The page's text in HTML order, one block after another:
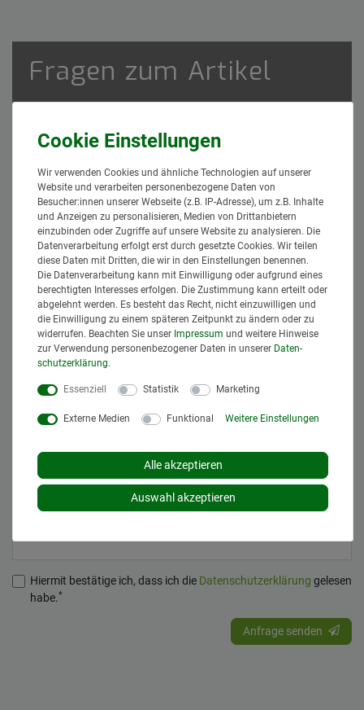
Fragen zum Artikel
8 bis 12 und 13 bis 17 Uhr, Freitag von 8 bis 13
Uhr, direkt telefonisch unter
DEINE NACHRICHT AN UNS*
DEINE EMAILADRESSE*
Hiermit bestätige ich, dass ich die Daten­schutz­erklärung gelesen
habe.*
Ceres::Template.mailFormHoneypotLabel
Anfrage senden
Wir verwenden Cookies und ähnliche Technologien auf unserer
Website und verarbeiten personenbezogene Daten von
Besucher:innen unserer Webseite (z.B. IP-Adresse), um z.B. Inhalte
und Anzeigen zu personalisieren, Medien von Drittanbietern
einzubinden oder Zugriffe auf unsere Website zu analysieren. Die
Datenverarbeitung erfolgt erst durch gesetzte Cookies. Wir teilen
diese Daten mit Dritten, die wir in den Einstellungen benennen.
Die Datenverarbeitung kann mit Einwilligung oder aufgrund eines
berechtigten Interesses erfolgen. Die Zustimmung kann erteilt oder
abgelehnt werden. Es besteht das Recht, nicht einzuwilligen und
die Einwilligung zu einem späteren Zeitpunkt zu ändern oder zu
widerrufen. Beachten Sie unser Impressum und weitere Hinweise
zur Verwendung personenbezogener Daten in unserer Daten­
schutz­erklärung.
Essenziell Statistik Marketing
Externe Medien Funktional Weitere Einstellungen
Alle akzeptieren
Auswahl akzeptieren